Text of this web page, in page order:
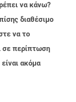
να κάνω?
διαθέσιμο
να το
σε περίπτωση
ακόμα